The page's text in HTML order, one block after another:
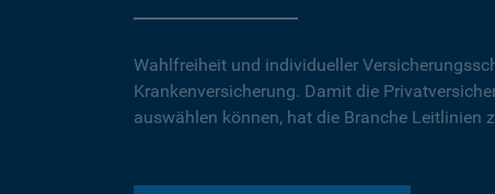
Wahlfreiheit und individueller
Krankenversicherung. Damit die
auswählen können, hat die Branche Leitlinien